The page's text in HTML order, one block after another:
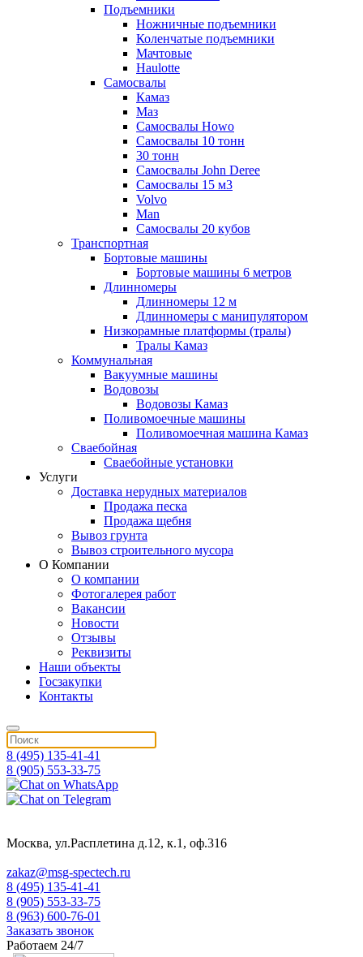
Подъемники
Ножничные подъемники
Коленчатые подъемники
Мачтовые
Haulotte
Самосвалы
Камаз
Маз
Самосвалы Howo
Самосвалы 10 тонн
30 тонн
Самосвалы John Deree
Самосвалы 15 м3
Volvo
Man
Самосвалы 20 кубов
Транспортная
Бортовые машины
Бортовые машины 6 метров
Длинномеры
Длинномеры 12 м
Длинномеры с манипулятором
Низкорамные платформы (тралы)
Тралы Камаз
Коммунальная
Вакуумные машины
Водовозы
Водовозы Камаз
Поливомоечные машины
Поливомоечная машина Камаз
Сваебойная
Сваебойные установки
Услуги
Доставка нерудных материалов
Продажа песка
Продажа щебня
Вывоз грунта
Вывоз строительного мусора
О Компании
О компании
Фотогалерея работ
Вакансии
Новости
Отзывы
Реквизиты
Наши объекты
Госзакупки
Контакты
8 (495) 135-41-41
8 (905) 553-33-75
Москва, ул.Расплетина д.12, к.1, оф.316
zakaz@msg-spectech.ru
8 (495) 135-41-41
8 (905) 553-33-75
8 (963) 600-76-01
Заказать звонок
Работаем 24/7